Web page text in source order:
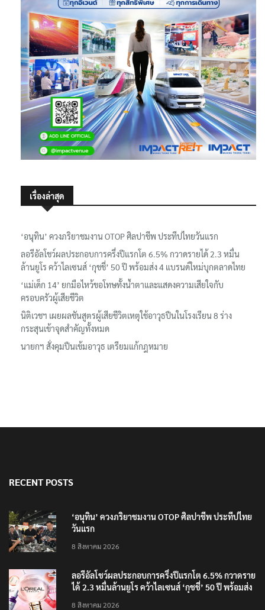
เรื่องล่าสุด
‘อนุทิน’ ควงภริยาชมงาน OTOP ศิลปาชีพ ประทีปไทยวันแรก
ลอรีอัลโชว์ผลประกอบการครึ่งปีแรกโต 6.5% กวาดรายได้ 2.3 หมื่น
ล้านยูโร คว้าไลเซนส์ ‘กุชชี่’ 50 ปี พร้อมส่ง 4 แบรนด์ใหม่บุกตลาดไทย
‘แม่เด็ก 14’ ยกมือไหว้ขอโทษทั้งน้ำตาและแสดงความเสียใจกับ
ครอบครัวผู้เสียชีวิต
นิติเวชฯ เผยผลชันสูตรผู้เสียชีวิตเหตุใช้อาวุธปืนในโรงเรียน 8 ร่าง
กระสุนเข้าจุดสำคัญทั้งหมด
นายกฯ สั่งคุมปืนเข้มอาวุธ เตรียมแก้กฎหมาย
RECENT POSTS
‘อนุทิน’ ควงภริยาชมงาน OTOP ศิลปาชีพ ประทีปไทย
วันแรก
8 สิงหาคม 2026
ลอรีอัลโชว์ผลประกอบการครึ่งปีแรกโต 6.5% กวาดราย
ได้ 2.3 หมื่นล้านยูโร คว้าไลเซนส์ ‘กุชชี่’ 50 ปี พร้อมส่ง
8 สิงหาคม 2026